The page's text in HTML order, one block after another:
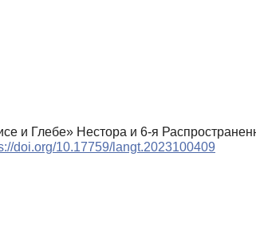
и Глебе» Нестора и 6-я
doi.org/10.17759/langt.2023100409